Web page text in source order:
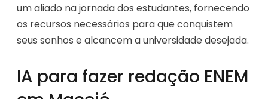
um aliado na jornada dos estudantes, fornecendo
os recursos necessários para que conquistem
seus sonhos e alcancem a universidade desejada.
IA para fazer redação ENEM